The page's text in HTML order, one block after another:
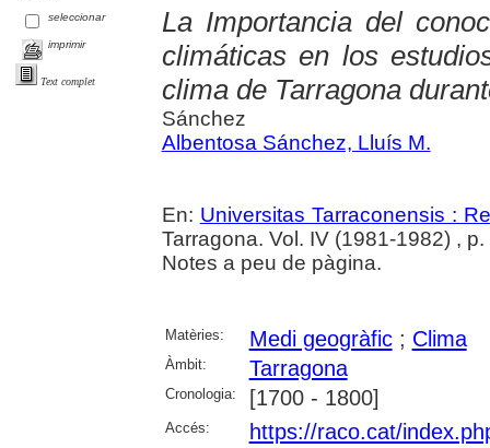
seleccionar
imprimir
Text complet
La Importancia del
climáticas en los
clima de Tarragona
Sánchez
Albentosa Sánchez, Lluís M.
En: Universitas Tarraconensis :
Tarragona. Vol. IV (1981-1982) ,
Notes a peu de pàgina.
Matèries: Medi geogràfic; Clima
Àmbit: Tarragona
Cronologia: [1700 - 1800]
Accés: https://raco.cat/